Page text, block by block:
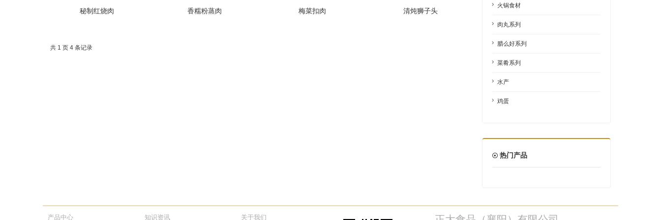
秘制红烧肉 香糯粉蒸肉 梅菜扣肉 清炖狮子头
共 1 页 4 条记录
火锅食材
肉丸系列
腊么好系列
菜肴系列
水产
鸡蛋
热门产品
产品中心 知识资讯 关于我们